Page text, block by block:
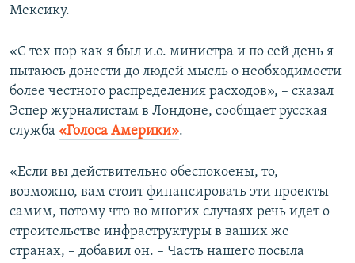
Мексику.
«С тех пор как я был и.о. министра и по сей день я
пытаюсь донести до людей мысль о необходимости
более честного распределения расходов», – сказал
Эспер журналистам в Лондоне, сообщает русская
служба «Голоса Америки».
«Если вы действительно обеспокоены, то,
возможно, вам стоит финансировать эти проекты
самим, потому что во многих случаях речь идет о
строительстве инфраструктуры в ваших же
странах, – добавил он. – Часть нашего посыла